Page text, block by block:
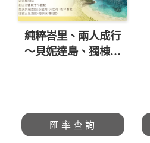
純粹峇里、兩人成行
～貝妮達島、獨棟泳
匯率查詢